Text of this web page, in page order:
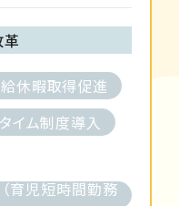
休暇取得促進
イム制度導入
育児短時間勤務